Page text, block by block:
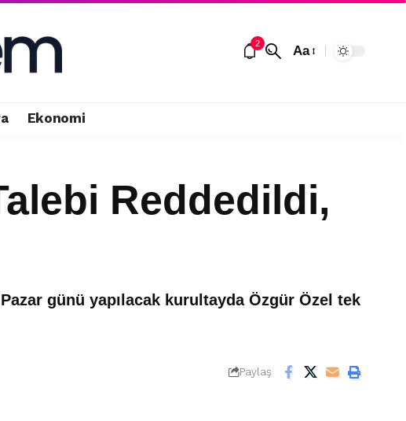
2 Aa
Ekonomi
Reddedildi,
günü yapılacak kurultayda Özgür Özel tek
Paylaş